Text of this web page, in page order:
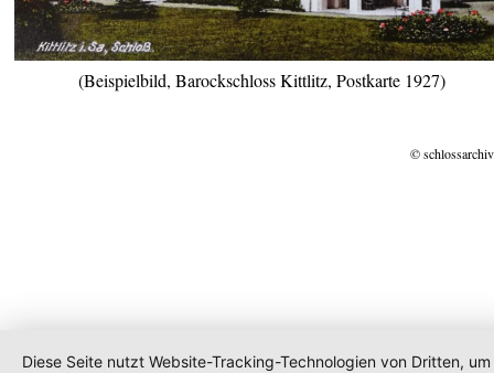
(Beispielbild, Barockschloss Kittlitz, Postkarte 1927)
©
Diese Seite nutzt Website-Tracking-Technologien von Dritten, um